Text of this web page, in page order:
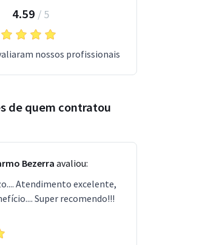
4.59 / 5
nossos profissionais
de quem contratou
Bezerra avaliou:
Atendimento excelente,
Super recomendo!!!